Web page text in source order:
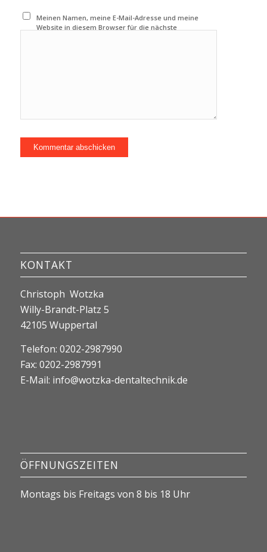
Meinen Namen, meine E-Mail-Adresse und meine
Website in diesem Browser für die nächste
KONTAKT
Christoph Wotzka
Willy-Brandt-Platz 5
42105 Wuppertal
Telefon: 0202-2987990
Fax: 0202-2987991
E-Mail: info@wotzka-dentaltechnik.de
ÖFFNUNGSZEITEN
Montags bis Freitags von 8 bis 18 Uhr